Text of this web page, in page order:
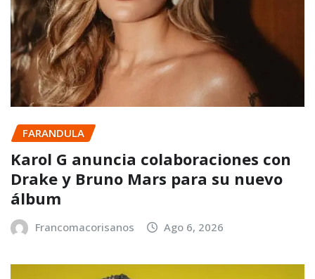
FARANDULA
Karol G anuncia colaboraciones con
Drake y Bruno Mars para su nuevo
álbum
Francomacorisanos Ago 6, 2026